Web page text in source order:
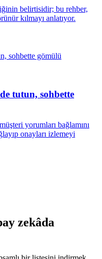
belirtisidir; bu rehber,
kılmayı anlatıyor.
tutun, sohbette
yorumları bağlamını
onayları izlemeyi
zekâda